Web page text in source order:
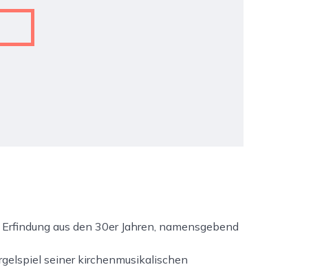
aus den 30er Jahren, namensgebend
seiner kirchenmusikalischen